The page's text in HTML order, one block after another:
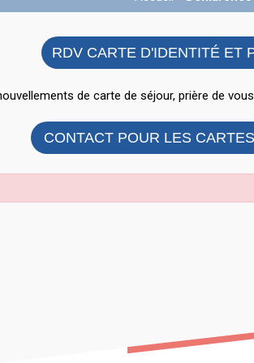
RDV CARTE D'IDENTITÉ ET
de carte de séjour, prière de
CONTACT POUR LES